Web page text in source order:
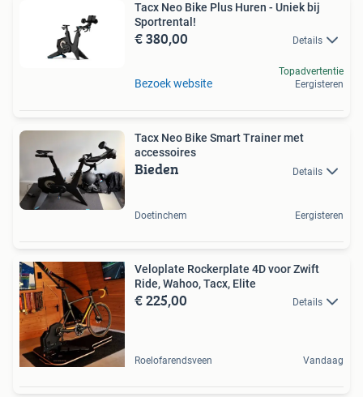
Tacx Neo Bike Plus Huren - Uniek bij
Sportrental!
€ 380,00 Details
Bezoek website
Topadvertentie
Eergisteren
Tacx Neo Bike Smart Trainer met
accessoires
Bieden Details
Doetinchem Eergisteren
Veloplate Rockerplate 4D voor Zwift
Ride, Wahoo, Tacx, Elite
€ 225,00 Details
Roelofarendsveen Vandaag